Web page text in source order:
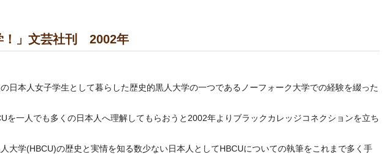
！」文芸社刊 2002年
日本人女子学生として暮らした歴史的黒人大学の一つであるノーフォーク大学での経験を綴った
を一人でも多くの日本人へ理解してもらおうと2002年よりブラックカレッジコネクションを立ち
大学(HBCU)の歴史と実情を知る数少ない日本人としてHBCUについての執筆をこれまで多く手